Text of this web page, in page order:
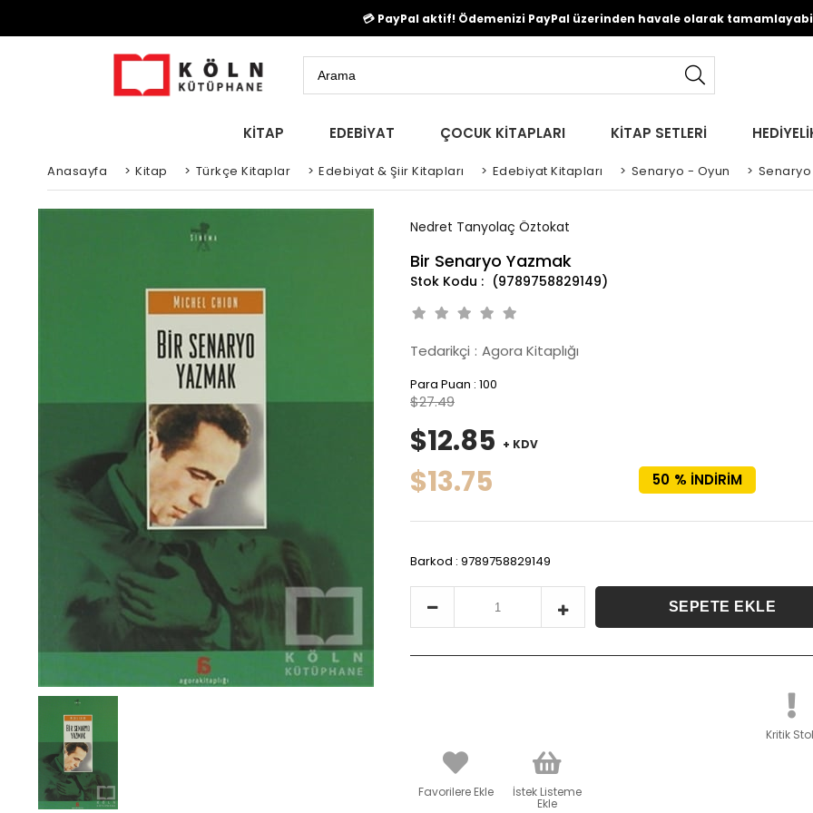
💳 PayPal aktif! Ödemenizi PayPal üzerinden havale olarak
KİTAP EDEBİYAT ÇOCUK KİTAPLARI KİTAP SETLERİ
Anasayfa > Kitap > Türkçe Kitaplar > Edebiyat & Şiir Kitapları > Edebiyat Kitapları > Senaryo - Oyun > Senaryo
Nedret Tanyolaç Öztokat
Bir Senaryo Yazmak
(9789758829149)
Tedarikçi : Agora Kitaplığı
Para Puan : 100
%
50 İNDIRIM
$27.49
$12.85 + KDV
$13.75
Barkod : 9789758829149
Kritik
Favorilere Ekle İstek Listeme
Ekle